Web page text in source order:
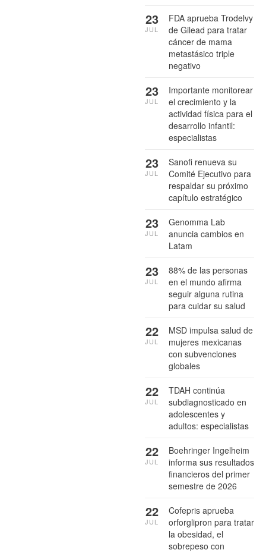
FDA aprueba Trodelvy
de Gilead para tratar
cáncer de mama
metastásico triple
negativo
23
JUL
Importante monitorear
el crecimiento y la
actividad física para el
desarrollo infantil:
especialistas
23
JUL
Sanofi renueva su
Comité Ejecutivo para
respaldar su próximo
capítulo estratégico
23
JUL
Genomma Lab
anuncia cambios en
Latam
23
JUL
88% de las personas
en el mundo afirma
seguir alguna rutina
para cuidar su salud
23
JUL
MSD impulsa salud de
mujeres mexicanas
con subvenciones
globales
22
JUL
TDAH continúa
subdiagnosticado en
adolescentes y
adultos: especialistas
22
JUL
Boehringer Ingelheim
informa sus resultados
financieros del primer
semestre de 2026
22
JUL
Cofepris aprueba
orforglipron para tratar
la obesidad, el
sobrepeso con
22
JUL